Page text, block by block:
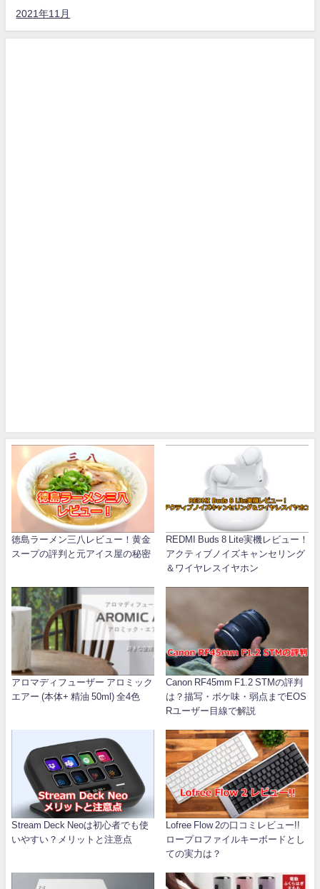
2021年11月
徳島ラーメン三八レビュー！黄金
スープの評判と元アイス屋の秘密
REDMI Buds 8 Lite実機レビュー！
アクティブノイズキャンセリング
＆ワイヤレスイヤホン
アロマディフューザー アロミック
エアー (本体+ 精油 50ml) 全4色
Canon RF45mm F1.2 STMの評判
は？描写・ボケ味・弱点までEOS
Rユーザー目線で解説
Stream Deck Neoは初心者でも使
いやすい？メリットと注意点
Lofree Flow 2の口コミレビュー!!
ロープロファイルキーボードとし
ての実力は？